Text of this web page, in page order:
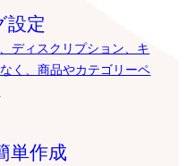
設定
ディスクリプション、キ
く、商品やカテゴリーペ
単作成